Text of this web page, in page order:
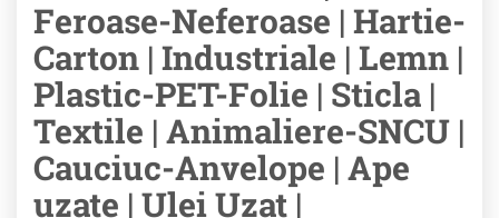
Feroase-Neferoase | Hartie-
Carton | Industriale | Lemn |
Plastic-PET-Folie | Sticla |
Textile | Animaliere-SNCU |
Cauciuc-Anvelope | Ape
uzate | Ulei Uzat |